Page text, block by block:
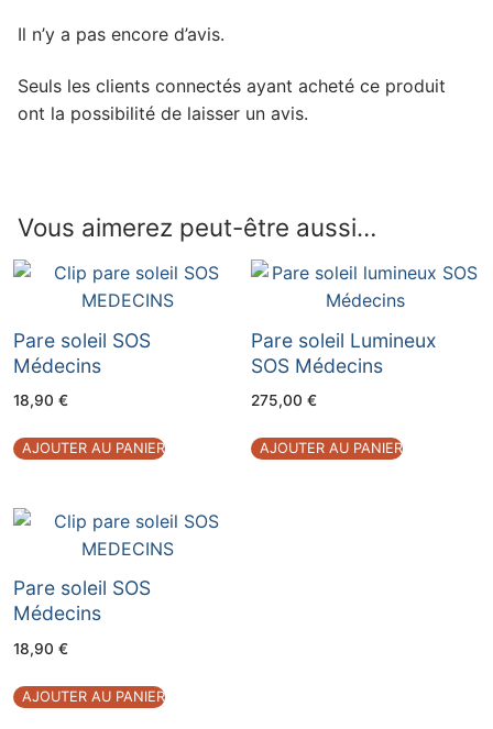
Il n’y a pas encore d’avis.
Seuls les clients connectés ayant acheté ce produit
ont la possibilité de laisser un avis.
Vous aimerez peut-être aussi…
Pare soleil SOS
Médecins
18,90 €
AJOUTER AU PANIER
Pare soleil Lumineux
SOS Médecins
275,00 €
AJOUTER AU PANIER
Pare soleil SOS
Médecins
18,90 €
AJOUTER AU PANIER